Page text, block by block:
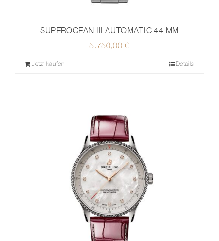
SUPEROCEAN III AUTOMATIC 44 MM
5.750,00€
Jetzt kaufen Details